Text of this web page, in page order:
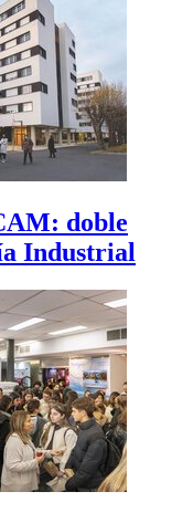
doble
Industrial